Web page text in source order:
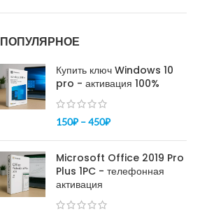
ПОПУЛЯРНОЕ
Купить ключ Windows 10
pro - активация 100%
150₽ –450₽
Microsoft Office 2019 Pro
Plus 1PC - телефонная
активация